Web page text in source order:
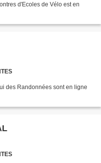
d'Ecoles de Vélo est en
des Randonnées sont en ligne